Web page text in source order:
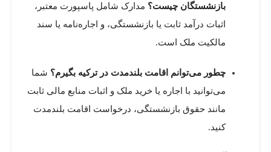
بازنشستگان چیست؟ مدارک شامل پاسپورت معتبر،
اثبات درآمد ثابت یا بازنشستگی، و اجاره‌نامه یا سند
مالکیت ملک است.
چطور می‌توانم اقامت بلندمدت در ترکیه بگیرم؟ شما
می‌توانید با اجاره یا خرید ملک و اثبات منابع مالی ثابت
مانند حقوق بازنشستگی، درخواست اقامت بلندمدت
کنید.